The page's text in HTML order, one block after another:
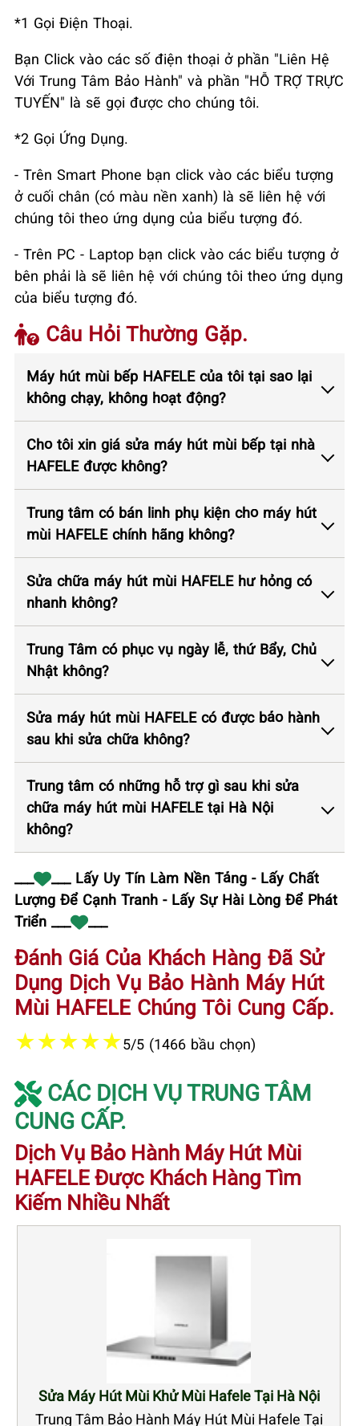
*1 Gọi Điện Thoại.
Bạn Click vào các số điện thoại ở phần "Liên Hệ
Với Trung Tâm Bảo Hành" và phần "HỖ TRỢ TRỰC
TUYẾN" là sẽ gọi được cho chúng tôi.
*2 Gọi Ứng Dụng.
- Trên Smart Phone bạn click vào các biểu tượng
ở cuối chân (có màu nền xanh) là sẽ liên hệ với
chúng tôi theo ứng dụng của biểu tượng đó.
- Trên PC - Laptop bạn click vào các biểu tượng ở
bên phải là sẽ liên hệ với chúng tôi theo ứng dụng
của biểu tượng đó.
Câu Hỏi Thường Gặp.
Máy hút mùi bếp HAFELE của tôi tại sao lại
không chạy, không hoạt động?
Cho tôi xin giá sửa máy hút mùi bếp tại nhà
HAFELE được không?
Trung tâm có bán linh phụ kiện cho máy hút
mùi HAFELE chính hãng không?
Sửa chữa máy hút mùi HAFELE hư hỏng có
nhanh không?
Trung Tâm có phục vụ ngày lễ, thứ Bẩy, Chủ
Nhật không?
Sửa máy hút mùi HAFELE có được bảo hành
sau khi sửa chữa không?
Trung tâm có những hỗ trợ gì sau khi sửa
chữa máy hút mùi HAFELE tại Hà Nội
không?
___
___ Lấy Uy Tín Làm Nền Tảng - Lấy Chất
Lượng Để Cạnh Tranh - Lấy Sự Hài Lòng Để Phát
Triển ___
___
Đánh Giá Của Khách Hàng Đã Sử
Dụng Dịch Vụ Bảo Hành Máy Hút
Mùi HAFELE Chúng Tôi Cung Cấp.
★★★★★5/5 (1466 bầu chọn)
CÁC DỊCH VỤ TRUNG TÂM
CUNG CẤP.
Dịch Vụ Bảo Hành Máy Hút Mùi
HAFELE Được Khách Hàng Tìm
Kiếm Nhiều Nhất
Sửa Máy Hút Mùi Khử Mùi Hafele Tại Hà Nội
Trung Tâm Bảo Hành Máy Hút Mùi Hafele Tại